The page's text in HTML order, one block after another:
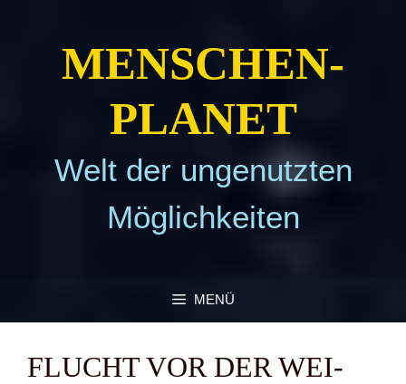
MEN­SCHEN­
PLA­NET
Welt der ungenutzten
Möglichkeiten
MENÜ
FLUCHT VOR DER WEI­